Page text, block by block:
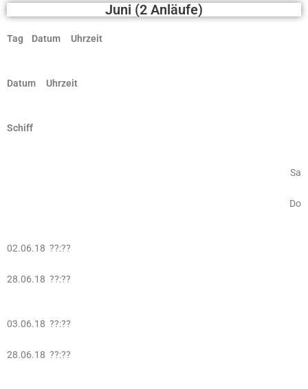
Juni (2 Anläufe)
Tag Datum Uhrzeit
Datum Uhrzeit
Schiff
Sa
Do
02.06.18 ??:??
28.06.18 ??:??
03.06.18 ??:??
28.06.18 ??:??